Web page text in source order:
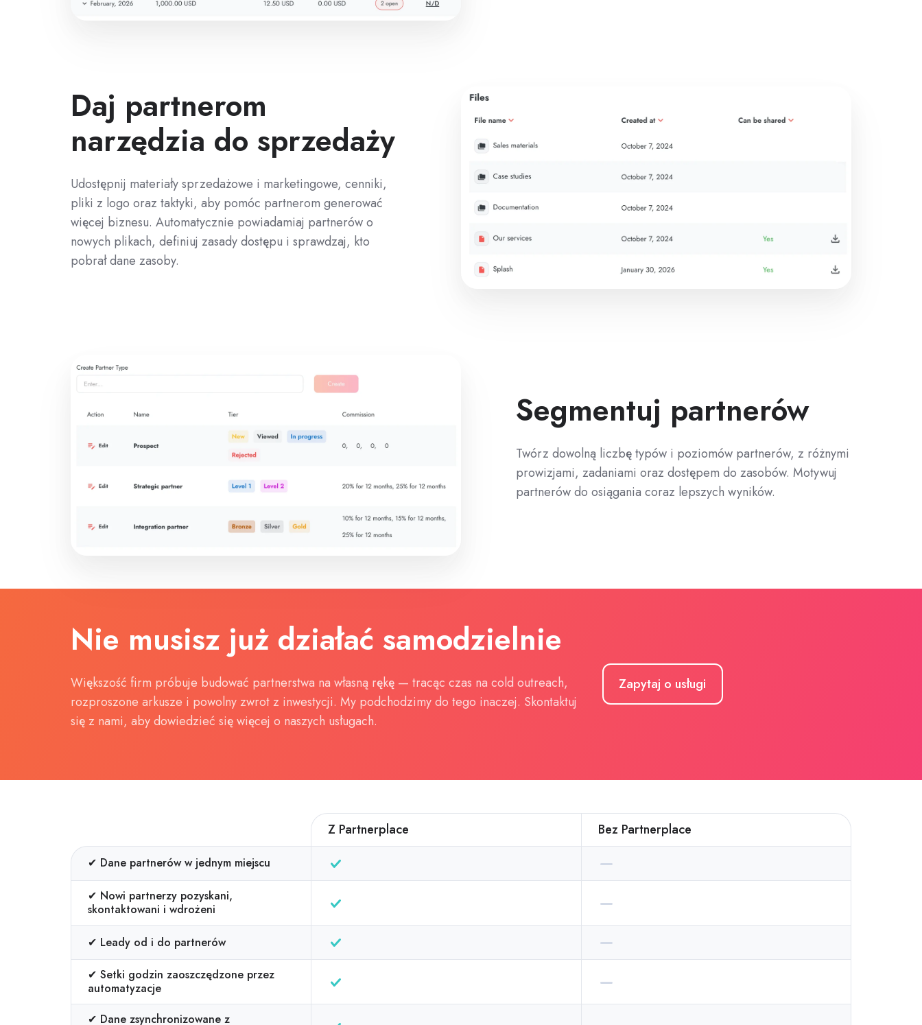
Daj partnerom
narzędzia do sprzedaży
Udostępnij materiały sprzedażowe i marketingowe, cenniki,
pliki z logo oraz taktyki, aby pomóc partnerom generować
więcej biznesu. Automatycznie powiadamiaj partnerów o
nowych plikach, definiuj zasady dostępu i sprawdzaj, kto
pobrał dane zasoby.
Segmentuj partnerów
Twórz dowolną liczbę typów i poziomów partnerów, z różnymi
prowizjami, zadaniami oraz dostępem do zasobów. Motywuj
partnerów do osiągania coraz lepszych wyników.
Nie musisz już działać samodzielnie
Większość firm próbuje budować partnerstwa na własną rękę — tracąc czas na cold outreach,
rozproszone arkusze i powolny zwrot z inwestycji. My podchodzimy do tego inaczej. Skontaktuj
się z nami, aby dowiedzieć się więcej o naszych usługach.
Zapytaj o usługi
Z Partnerplace Bez Partnerplace
✔ Dane partnerów w jednym miejscu
✔ Nowi partnerzy pozyskani,
skontaktowani i wdrożeni
✔ Leady od i do partnerów
✔ Setki godzin zaoszczędzone przez
automatyzacje
✔ Dane zsynchronizowane z